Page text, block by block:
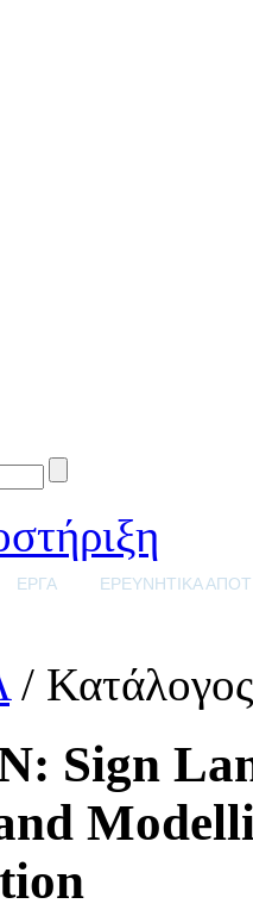
ΕΡΓΑ ΕΡΕΥΝΗΤΙΚΑ
/
Sign